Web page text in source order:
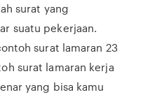
surat yang
suatu pekerjaan.
surat lamaran 23
surat lamaran kerja
yang bisa kamu